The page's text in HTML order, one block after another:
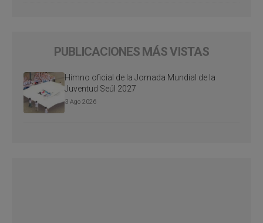
PUBLICACIONES MÁS VISTAS
Himno oficial de la Jornada Mundial de la
Juventud Seúl 2027
3 Ago 2026